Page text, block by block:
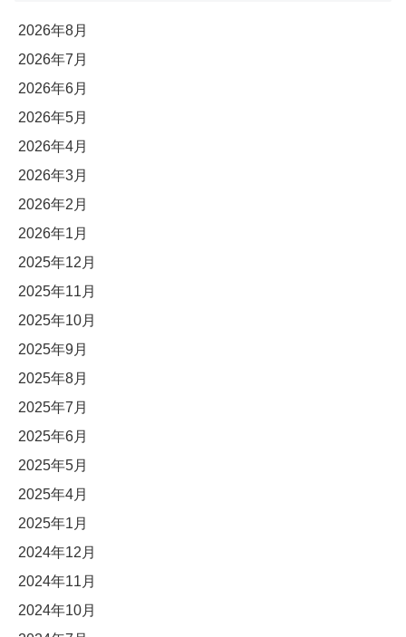
2026年8月
2026年7月
2026年6月
2026年5月
2026年4月
2026年3月
2026年2月
2026年1月
2025年12月
2025年11月
2025年10月
2025年9月
2025年8月
2025年7月
2025年6月
2025年5月
2025年4月
2025年1月
2024年12月
2024年11月
2024年10月